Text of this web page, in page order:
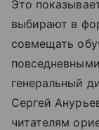
Это
выбирают в
совмещать
генеральный
Сергей
читателям